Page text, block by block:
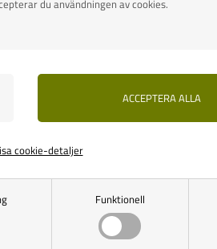
du användningen av cookies.
Funktionell
cookie-detaljer
73,00SEK
SPARA 14,00